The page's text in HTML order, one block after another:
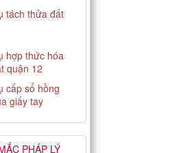
tách thửa đất
hợp thức hóa
quận 12
cấp sổ hồng
giấy tay
PHÁP LÝ